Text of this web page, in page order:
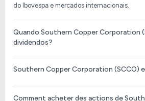
do Ibovespa e mercados internacionais.
Quando Southern Copper Corporation
dividendos?
Southern Copper Corporation (SCCO)
Comment acheter des actions de